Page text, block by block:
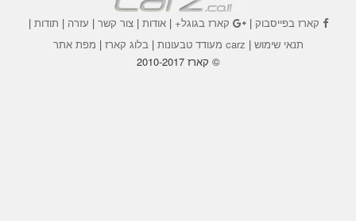
קארז בפייסבוק| קארז בגוגל+|אודות |צור קשר | עזרה | תודות |
תנאי שימוש | carz מעודד טבעונות |בלוג קארז | מפת אתר
© קארז 2010-2017